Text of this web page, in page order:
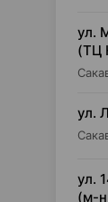
ул.
(ТЦ
ул.
ул.
(м-н